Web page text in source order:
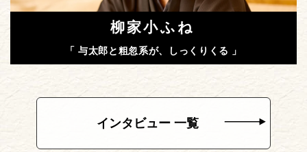
柳家小ふね
「 与太郎と粗忽系が、しっくりくる 」
インタビュー 一覧